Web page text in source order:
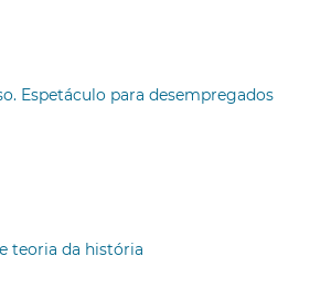
Espetáculo para desempregados
teoria da história